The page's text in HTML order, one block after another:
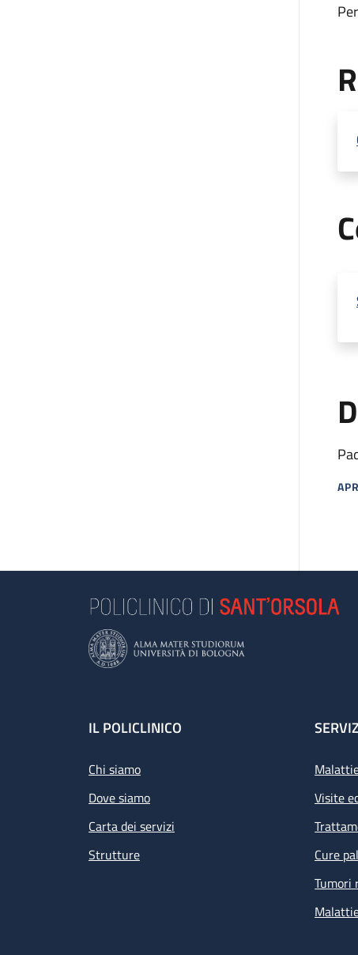
Footer
IL POLICLINICO
Chi siamo
Dove siamo
Carta dei servizi
Strutture
Visite
Cure
Tumori